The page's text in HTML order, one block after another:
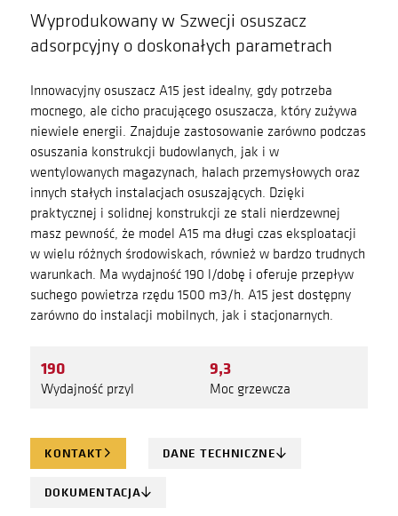
Wyprodukowany w Szwecji osuszacz
adsorpcyjny o doskonałych parametrach
Innowacyjny osuszacz A15 jest idealny, gdy potrzeba
mocnego, ale cicho pracującego osuszacza, który zużywa
niewiele energii. Znajduje zastosowanie zarówno podczas
osuszania konstrukcji budowlanych, jak i w
wentylowanych magazynach, halach przemysłowych oraz
innych stałych instalacjach osuszających. Dzięki
praktycznej i solidnej konstrukcji ze stali nierdzewnej
masz pewność, że model A15 ma długi czas eksploatacji
w wielu różnych środowiskach, również w bardzo trudnych
warunkach. Ma wydajność 190 l/dobę i oferuje przepływ
suchego powietrza rzędu 1500 m3/h. A15 jest dostępny
zarówno do instalacji mobilnych, jak i stacjonarnych.
190
Wydajność przyl
9,3
Moc grzewcza
KONTAKT DANE TECHNICZNE
DOKUMENTACJA